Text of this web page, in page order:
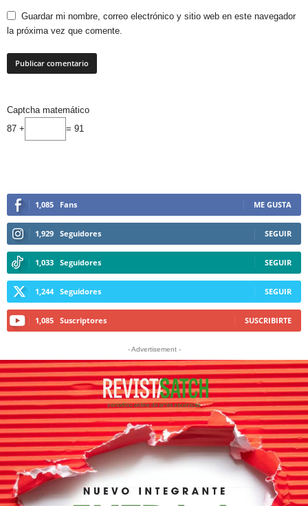
Guardar mi nombre, correo electrónico y sitio web en este navegador
la próxima vez que comente.
Captcha matemático
87 +
= 91
1,085 Fans ME GUSTA
1,929 Seguidores SEGUIR
1,033 Seguidores SEGUIR
1,244 Seguidores SEGUIR
1,085 Suscriptores SUSCRIBIRTE
- Advertisement -